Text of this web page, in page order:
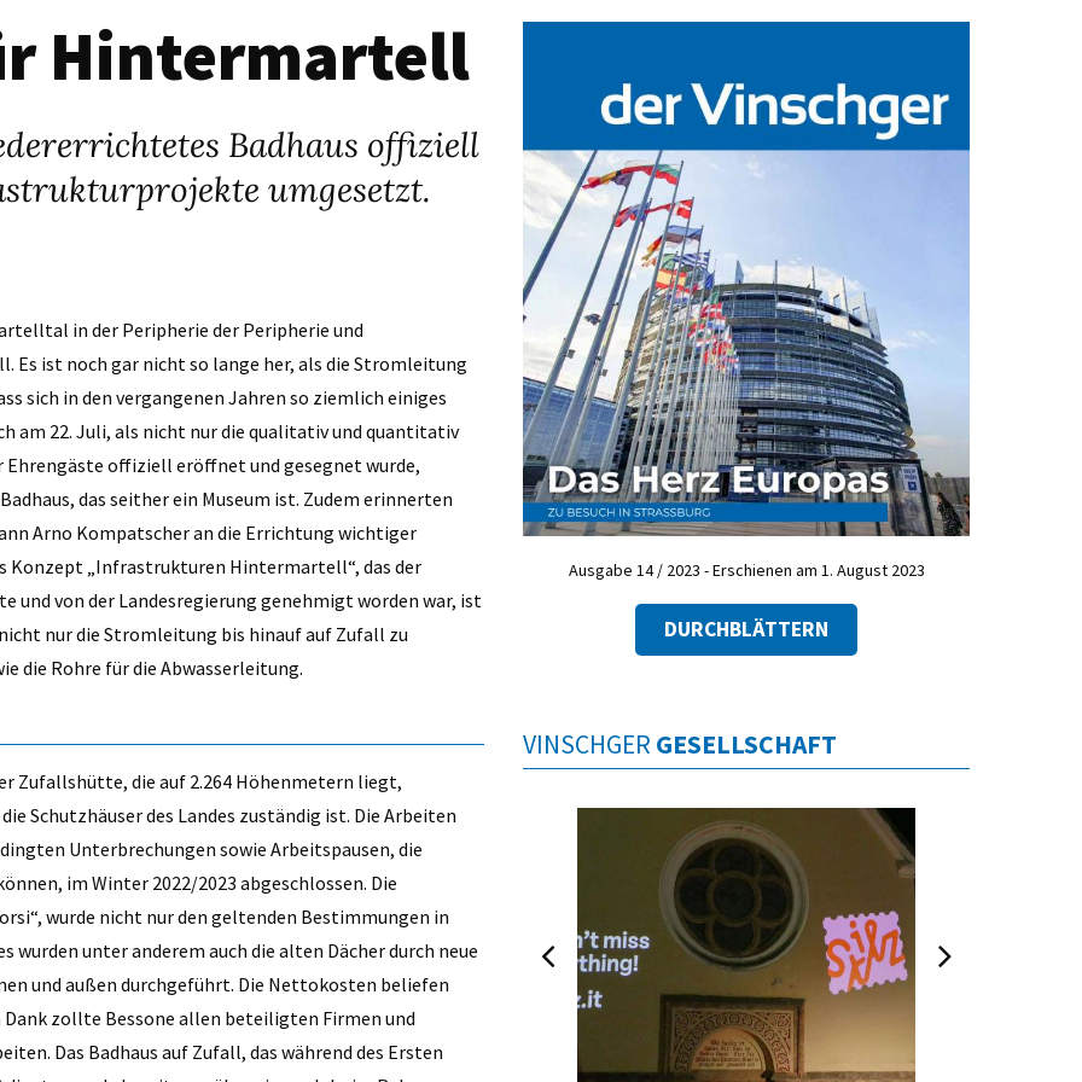
Hintermartell
Badhaus offiziell
umgesetzt.
in der Peripherie der Peripherie und
ist noch gar nicht so lange her, als die Stromleitung
sich in den vergangenen Jahren so ziemlich einiges
22. Juli, als nicht nur die qualitativ und quantitativ
offiziell eröffnet und gesegnet wurde,
das seither ein Museum ist. Zudem erinnerten
Arno Kompatscher an die Errichtung wichtiger
„Infrastrukturen Hintermartell“, das der
und von der Landesregierung genehmigt worden war, ist
nur die Stromleitung bis hinauf auf Zufall zu
die Rohre für die Abwasserleitung.
Zufallshütte, die auf 2.264 Höhenmetern liegt,
Schutzhäuser des Landes zuständig ist. Die Arbeiten
Unterbrechungen sowie Arbeitspausen, die
im Winter 2022/2023 abgeschlossen. Die
wurde nicht nur den geltenden Bestimmungen in
wurden unter anderem auch die alten Dächer durch neue
und außen durchgeführt. Die Nettokosten beliefen
Dank zollte Bessone allen beteiligten Firmen und
Das Badhaus auf Zufall, das während des Ersten
Ausgabe 14 / 2023 - Erschienen am 1. August 2023
DURCHBLÄTTERN
VINSCHGER GESELLSCHAFT